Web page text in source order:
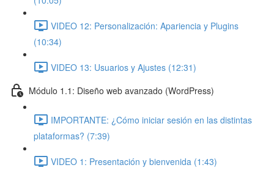
VIDEO 12: Personalización: Apariencia y Plugins
(10:34)
VIDEO 13: Usuarios y Ajustes (12:31)
Módulo 1.1: Diseño web avanzado (WordPress)
IMPORTANTE: ¿Cómo iniciar sesión en las distintas
plataformas? (7:39)
VIDEO 1: Presentación y bienvenida (1:43)